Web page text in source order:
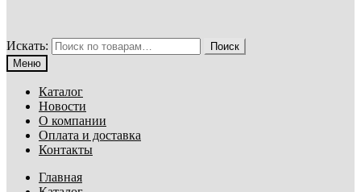
Искать:
Поиск
Меню
Каталог
Новости
О компании
Оплата и доставка
Контакты
Главная